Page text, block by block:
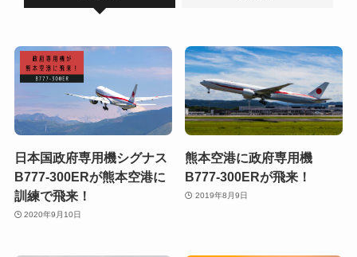
日本国政府専用機シグナス
B777-300ERが熊本空港に
訓練で飛来！
2020年9月10日
熊本空港に政府専用機
B777-300ERが飛来！
2019年8月9日